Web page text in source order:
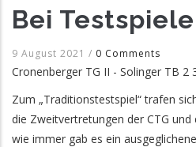
Bei
9 August 2021 / 0 Comments
Cronenberger TG II - Solinger TB 2
Zum „Traditionstestspiel“ trafen
die Zweitvertretungen der CTG und
wie immer gab es ein